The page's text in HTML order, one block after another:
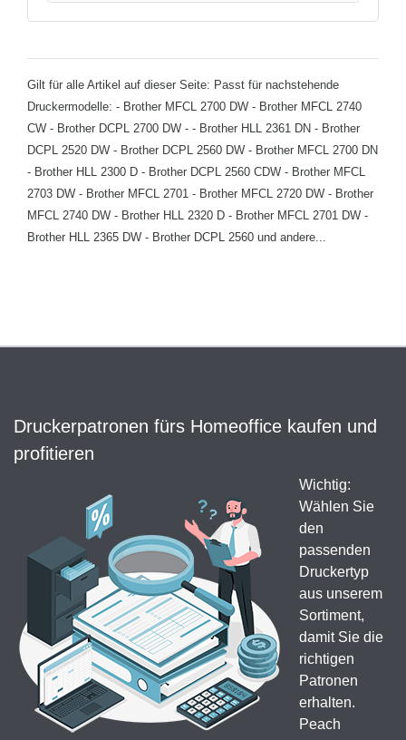
Gilt für alle Artikel auf dieser Seite: Passt für nachstehende
Druckermodelle: - Brother MFCL 2700 DW - Brother MFCL 2740
CW - Brother DCPL 2700 DW - - Brother HLL 2361 DN - Brother
DCPL 2520 DW - Brother DCPL 2560 DW - Brother MFCL 2700 DN
- Brother HLL 2300 D - Brother DCPL 2560 CDW - Brother MFCL
2703 DW - Brother MFCL 2701 - Brother MFCL 2720 DW - Brother
MFCL 2740 DW - Brother HLL 2320 D - Brother MFCL 2701 DW -
Brother HLL 2365 DW - Brother DCPL 2560 und andere...
Druckerpatronen fürs Homeoffice kaufen und
profitieren
Wichtig:
Wählen Sie
den
passenden
Druckertyp
aus unserem
Sortiment,
damit Sie die
richtigen
Patronen
erhalten.
Peach